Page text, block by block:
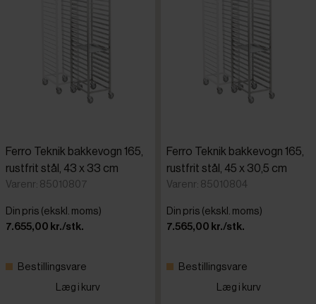
Ferro Teknik bakkevogn 165,
rustfrit stål, 43 x 33 cm
Varenr: 85010807
Din pris (ekskl. moms)
7.655,00 kr./stk.
Bestillingsvare
Læg i kurv
Ferro Teknik bakkevogn 165,
rustfrit stål, 45 x 30,5 cm
Varenr: 85010804
Din pris (ekskl. moms)
7.565,00 kr./stk.
Bestillingsvare
Læg i kurv